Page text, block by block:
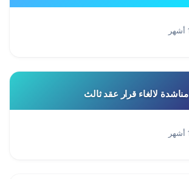
مناشدة لالغاء قرار عقد ثالث